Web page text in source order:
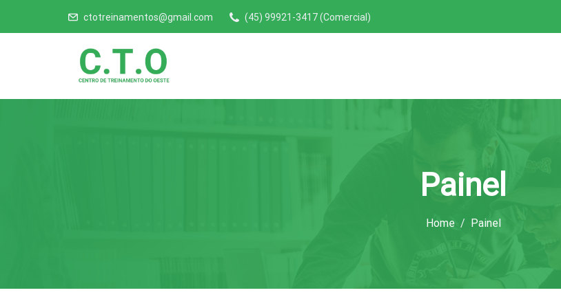
ctotreinamentos@gmail.com (45) 99921-3417 (Comercial)
Painel
Home Painel